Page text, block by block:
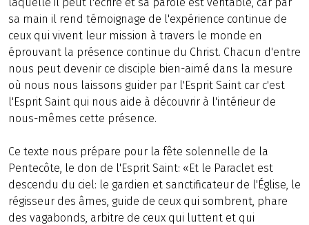
sa main il rend témoignage de l'expérience continue de
ceux qui vivent leur mission à travers le monde en
éprouvant la présence continue du Christ. Chacun d'entre
nous peut devenir ce disciple bien-aimé dans la mesure
où nous nous laissons guider par l'Esprit Saint car c'est
l'Esprit Saint qui nous aide à découvrir à l'intérieur de
nous-mêmes cette présence.
Ce texte nous prépare pour la fête solennelle de la
Pentecôte, le don de l'Esprit Saint: «Et le Paraclet est
descendu du ciel: le gardien et sanctificateur de l'Église, le
régisseur des âmes, guide de ceux qui sombrent, phare
des vagabonds, arbitre de ceux qui luttent et qui